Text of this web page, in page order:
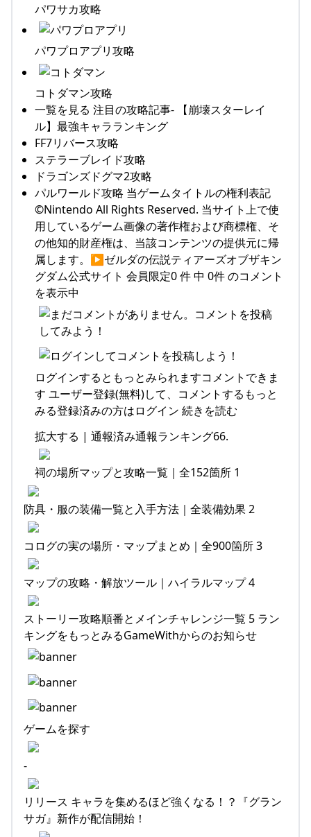
パワサカ攻略
パワプロアプリ攻略
コトダマン攻略
一覧を見る 注目の攻略記事- 【崩壊スターレイ
ル】最強キャラランキング
FF7リバース攻略
ステラーブレイド攻略
ドラゴンズドグマ2攻略
パルワールド攻略 当ゲームタイトルの権利表記
©Nintendo All Rights Reserved. 当サイト上で使
用しているゲーム画像の著作権および商標権、そ
の他知的財産権は、当該コンテンツの提供元に帰
属します。▶ゼルダの伝説ティアーズオブザキン
グダム公式サイト 会員限定0 件 中 0件 のコメント
を表示中
ログインするともっとみられますコメントできま
す ユーザー登録(無料)して、コメントするもっと
みる登録済みの方はログイン 続きを読む
拡大する | 通報済み通報ランキング66.
祠の場所マップと攻略一覧｜全152箇所 1
防具・服の装備一覧と入手方法｜全装備効果 2
コログの実の場所・マップまとめ｜全900箇所 3
マップの攻略・解放ツール｜ハイラルマップ 4
ストーリー攻略順番とメインチャレンジ一覧 5 ラン
キングをもっとみるGameWithからのお知らせ
ゲームを探す
-
リリース キャラを集めるほど強くなる！？『グラン
サガ』新作が配信開始！